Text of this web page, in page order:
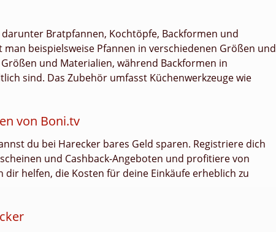
Bratpfannen, Kochtöpfe, Backformen und
beispielsweise Pfannen in verschiedenen Größen und
und Materialien, während Backformen in
sind. Das Zubehör umfasst Küchenwerkzeuge wie
von Boni.tv
du bei Harecker bares Geld sparen. Registriere dich
und Cashback-Angeboten und profitiere von
helfen, die Kosten für deine Einkäufe erheblich zu